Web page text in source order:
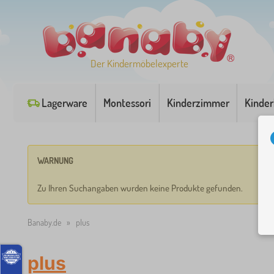
Der Kindermöbelexperte
Lagerware Montessori Kinderzimmer
WARNUNG
Zu Ihren Suchangaben wurden keine Produkte gefunden.
Banaby.de » plus
plus